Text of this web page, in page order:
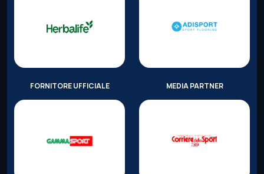
FORNITORE UFFICIALE MEDIA PARTNER